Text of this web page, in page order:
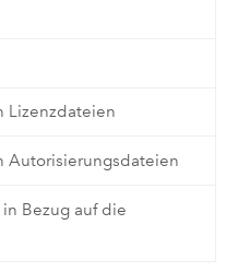
Lizenzdateien
Autorisierungsdateien
Bezug auf die